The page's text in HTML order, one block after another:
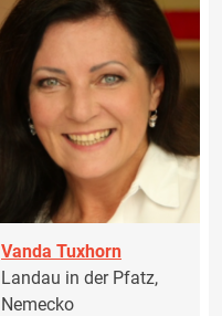
Vanda Tuxhorn
Landau in der Pfatz,
Nemecko